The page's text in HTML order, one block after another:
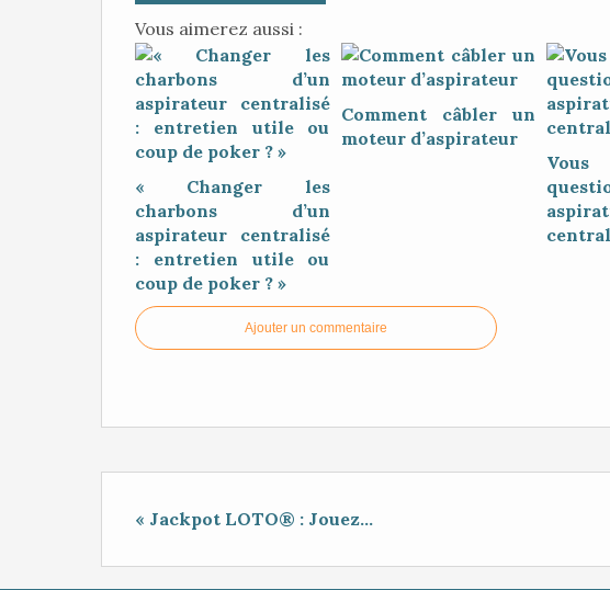
Vous aimerez aussi :
« Changer les
charbons d’un
aspirateur centralisé
: entretien utile ou
coup de poker ? »
Comment câbler un
moteur d’aspirateur
Ajouter un commentaire
« Jackpot LOTO® : Jouez...